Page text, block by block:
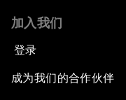
加入我们
登录
成为我们的合作伙伴